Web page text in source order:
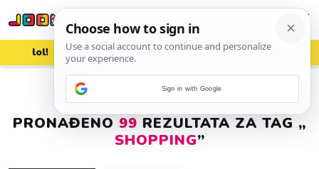
lol! aww vrh! woot?!
PRONAĐENO 99 REZULTATA ZA TAG „
SHOPPING”
Sign in with Google